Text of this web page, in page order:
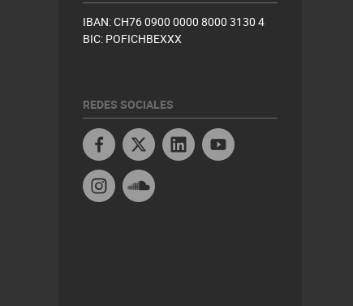
IBAN: CH76 0900 0000 8000 3130 4
BIC: POFICHBEXXX
REDES SOCIALES
Facebook Linkedin
Instagram